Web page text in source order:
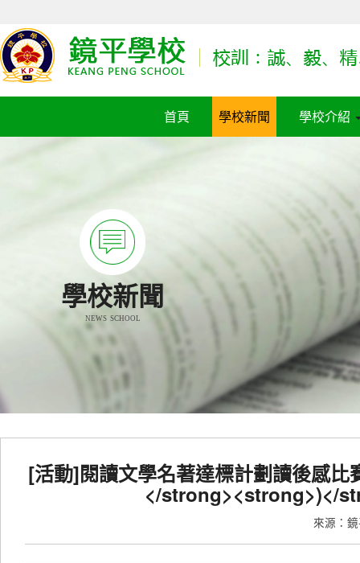
首頁 學校新聞 學校介紹
學校新聞
NEWS SCHOOL
[活動]閱讀文學名著達標計劃讀後感
</strong><strong>)</
來源：